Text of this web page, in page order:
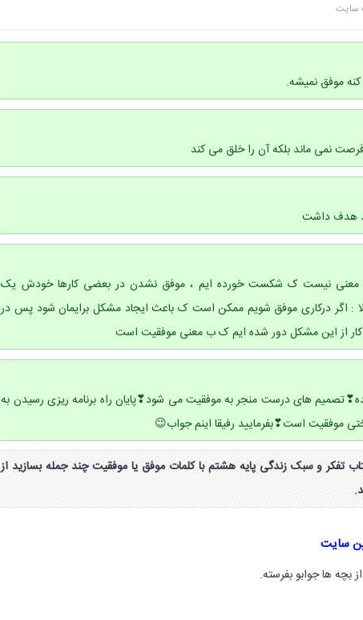
سایت
موفق نمیشه.
نمی ماند بلکه آن را خلق می کند
هدف داشت
نیست ک شکست خورده ایم ، موفق نشدن در بعضی کارها خودش یک
: اگر درکاری موفق شویم ممکن است ک باعث ایجاد مشکل برایمان شود پس در
کار از این مشکل دور شده ایم ک ب معنی موفقیت است
های درست منجر به موفقیت می شود❣پایان راه برنامه ریزی رسیدن به
موفقیت است❣بفرمایید رفیقا اینم جواب😉
فعالیت صفحه ۳۷ کتاب تفکر و سبک زندگی پایه هشتم با کلمات موفق یا موفقیت چند جمله بسازید از
سایت
ها جوابو بفرسته.